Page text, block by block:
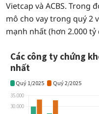
Vietcap và ACBS. Trong
mô cho vay trong quý 2
mạnh nhất (hơn 2.000 tỷ